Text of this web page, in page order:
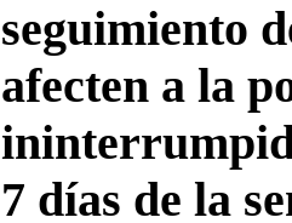
seguimiento
afecten a la
7 días de la